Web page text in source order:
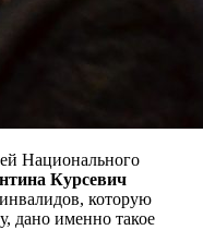
Национального
Курсевич
которую
дано именно такое